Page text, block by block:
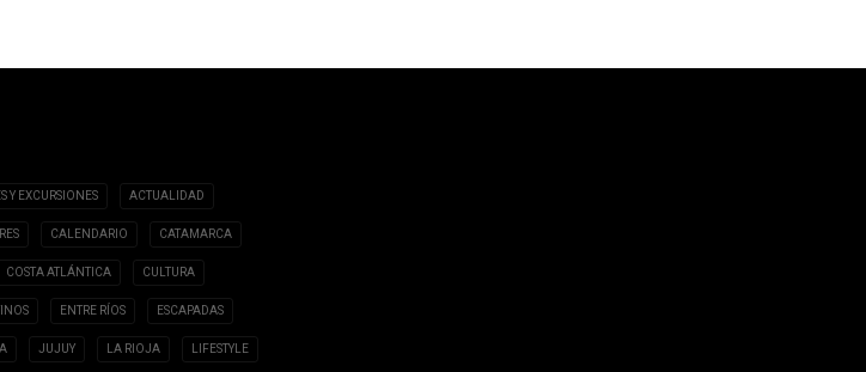
Y EXCURSIONES ACTUALIDAD
CALENDARIO CATAMARCA
COSTA ATLÁNTICA CULTURA
ENTRE RÍOS ESCAPADAS
JUJUY LA RIOJA LIFESTYLE